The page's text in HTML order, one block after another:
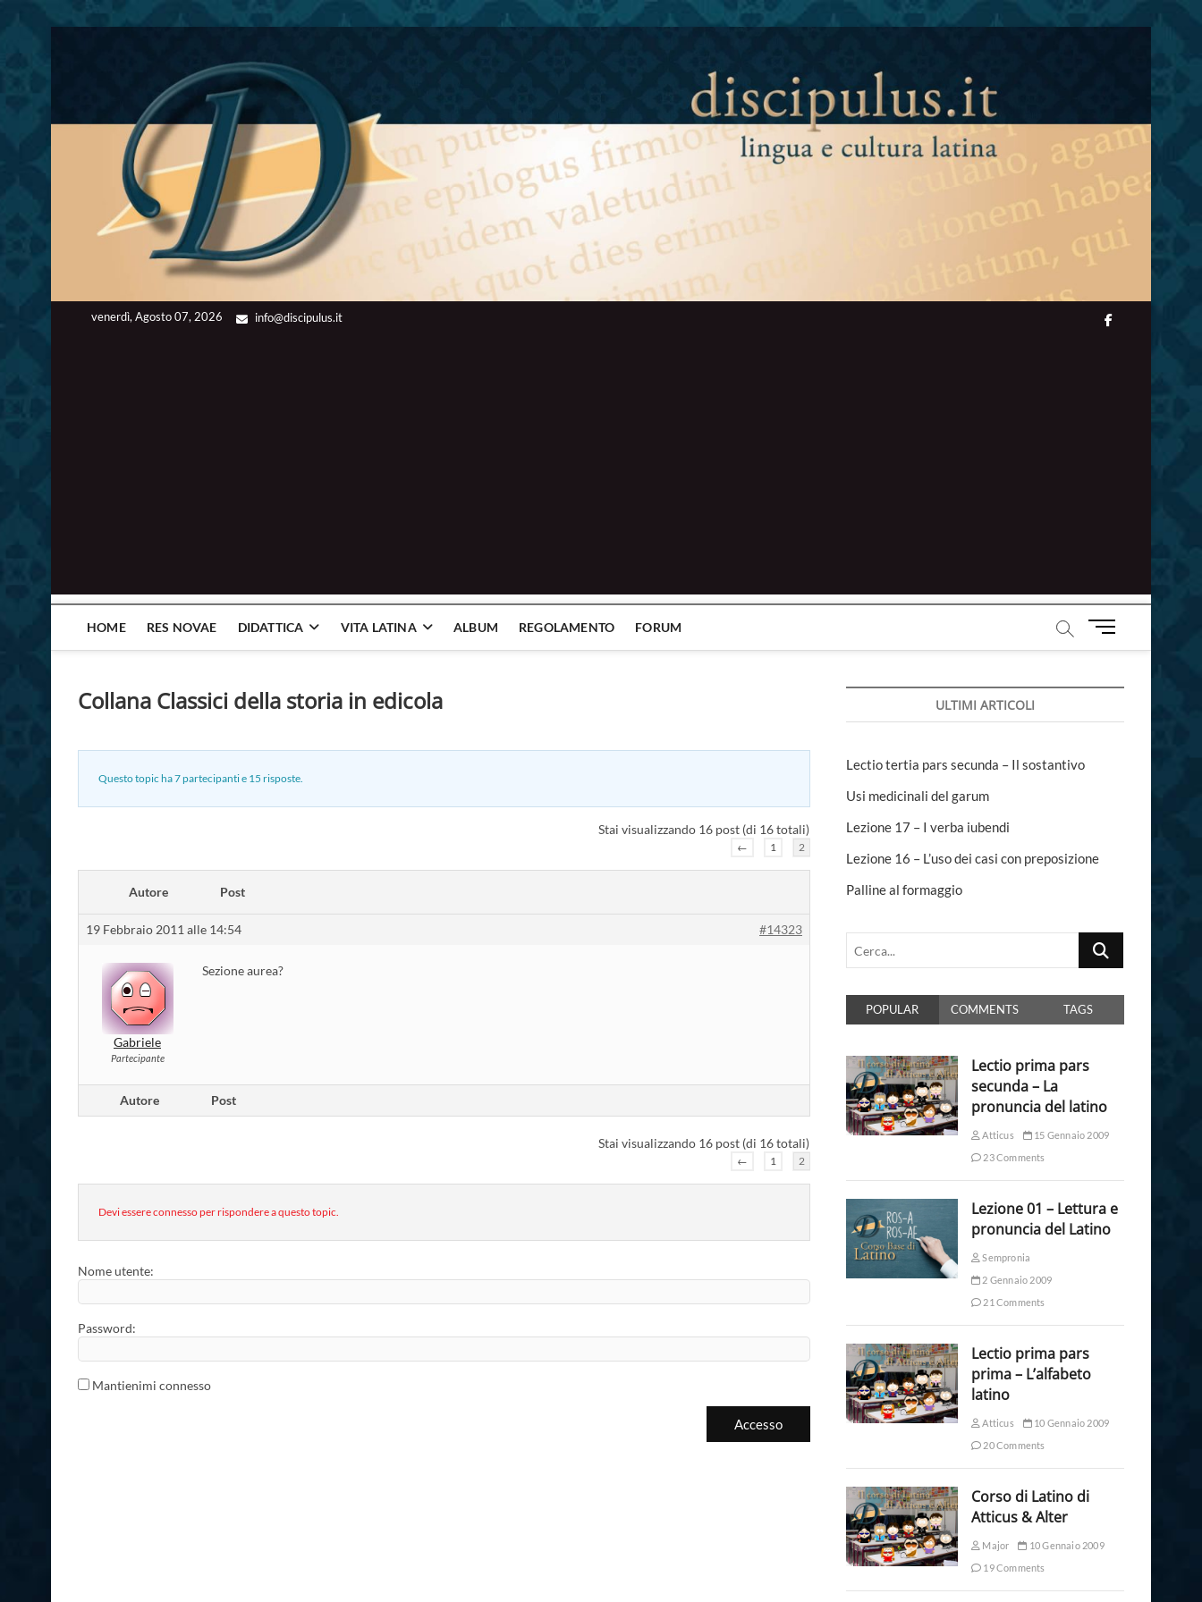
venerdì, Agosto 07, 2026 info@discipulus.it facebook
HOME RES NOVAE DIDATTICA VITA LATINA ALBUM REGOLAMENTO FORUM
M
u
u
Collana Classici della storia in edicola
Questo topic ha 7 partecipanti e 15 risposte.
Stai visualizzando 16 post (di 16 totali)
← 1 2
Autore Post
19 Febbraio 2011 alle 14:54 #14323
Gabriele
Partecipante
Sezione aurea?
Autore Post
Stai visualizzando 16 post (di 16 totali)
← 1 2
Devi essere connesso per rispondere a questo topic.
Nome utente:
Password:
Mantienimi connesso
Accesso
ULTIMI ARTICOLI
Lectio tertia pars secunda – Il sostantivo
Usi medicinali del garum
Lezione 17 – I verba iubendi
Lezione 16 – L’uso dei casi con preposizione
Palline al formaggio
Cerca...
POPULAR COMMENTS TAGS
Lectio prima pars
secunda – La
pronuncia del latino
Atticus
15 Gennaio 2009
23 Comments
Lezione 01 – Lettura e
pronuncia del Latino
Sempronia
2 Gennaio 2009
21 Comments
Lectio prima pars
prima – L’alfabeto
latino
Atticus
10 Gennaio 2009
20 Comments
Corso di Latino di
Atticus & Alter
Major
10 Gennaio 2009
19 Comments